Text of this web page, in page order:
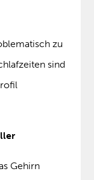
zu
sind
Gehirn